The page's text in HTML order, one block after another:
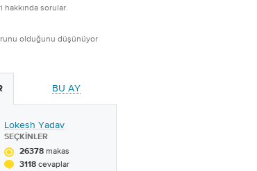
hakkında sorular.
olduğunu düşünüyor
BU AY
Lokesh Yadav
SEÇKINLER
26378 makas
3118 cevaplar